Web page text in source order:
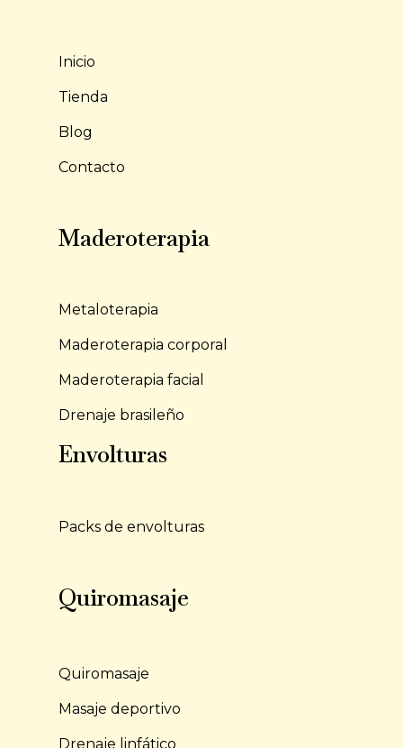
Inicio
Tienda
Blog
Contacto
Maderoterapia
Metaloterapia
Maderoterapia corporal
Maderoterapia facial
Drenaje brasileño
Envolturas
Packs de envolturas
Quiromasaje
Quiromasaje
Masaje deportivo
Drenaje linfático